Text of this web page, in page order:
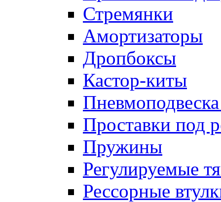
Стремянки
Амортизаторы
Дропбоксы
Кастор-киты
Проставки под
Пружины
Регулируемые
Рессорные